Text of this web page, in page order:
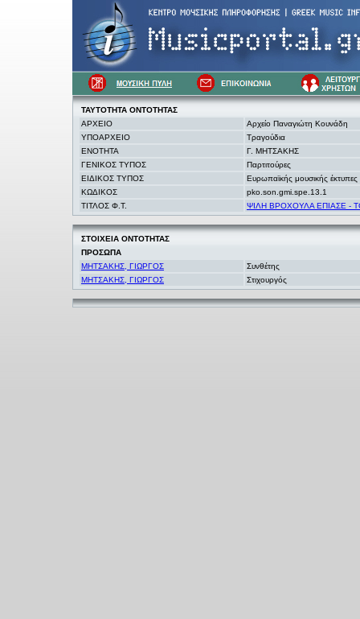
ΤΑΥΤΟΤΗΤΑ ΟΝΤΟΤΗΤΑΣ
ΑΡΧΕΙΟ
Αρχείο Παναγιώτη Κουνάδη
ΥΠΟΑΡΧΕΙΟ
Τραγούδια
ΕΝΟΤΗΤΑ
Γ. ΜΗΤΣΑΚΗΣ
ΓΕΝΙΚΟΣ ΤΥΠΟΣ
Παρτιτούρες
ΕΙΔΙΚΟΣ ΤΥΠΟΣ
Ευρωπαϊκής μουσικής έκτυπες
ΚΩΔΙΚΟΣ
pko.son.gmi.spe.13.1
ΤΙΤΛΟΣ Φ.Τ.
ΨΙΛΗ ΒΡΟΧΟΥΛΑ ΕΠΙΑΣΕ -
ΣΤΟΙΧΕΙΑ ΟΝΤΟΤΗΤΑΣ
ΠΡΟΣΩΠΑ
ΜΗΤΣΑΚΗΣ, ΓΙΩΡΓΟΣ
Συνθέτης
ΜΗΤΣΑΚΗΣ, ΓΙΩΡΓΟΣ
Στιχουργός